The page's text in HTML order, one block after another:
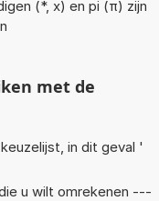
(*, x) en pi (π) zijn
met de
in dit geval '
u wilt omrekenen ---